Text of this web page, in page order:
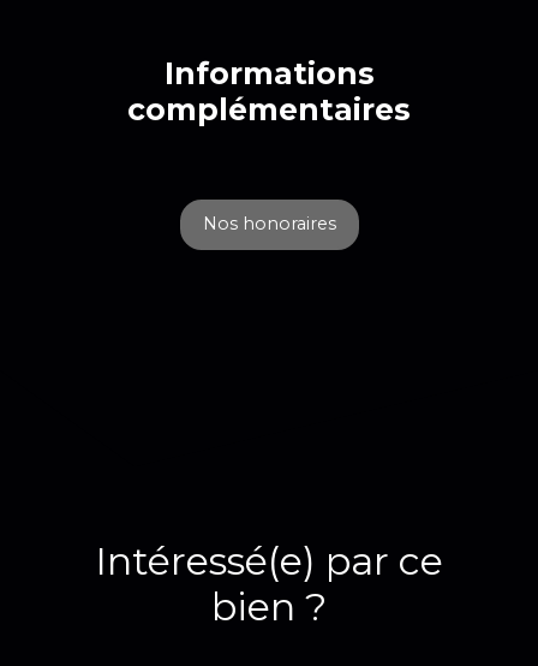
Informations
complémentaires
Nos honoraires
Intéressé(e) par ce
bien ?